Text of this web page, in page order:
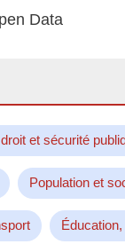
Data
et sécurité
Population et